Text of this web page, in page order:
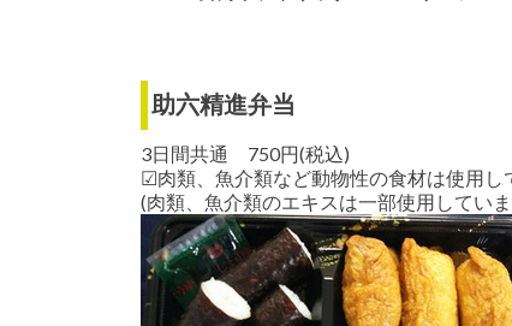
助六精進弁当
3日間共通 750円(税込)
☑肉類、魚介類など動物性の食材は使用し
(肉類、魚介類のエキスは一部使用してい